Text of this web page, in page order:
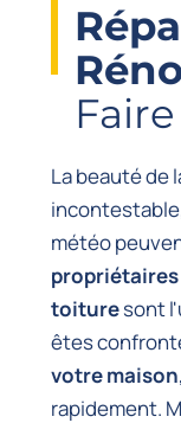
La beauté de
météo
propriétaires
toituresont
êtes
votre maison
rapidement.